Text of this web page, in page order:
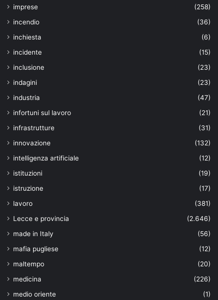
imprese
(258)
incendio
(36)
inchiesta
(6)
incidente
(15)
inclusione
(23)
indagini
(23)
industria
(47)
infortuni sul lavoro
(21)
infrastrutture
(31)
innovazione
(132)
intelligenza artificiale
(12)
istituzioni
(19)
istruzione
(17)
lavoro
(381)
Lecce e provincia
(2.646)
made in Italy
(56)
mafia pugliese
(12)
maltempo
(20)
medicina
(226)
medio oriente
(1)